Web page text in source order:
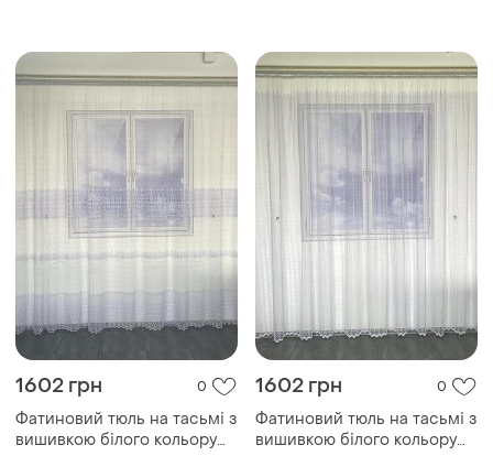
та вітальні
1602 грн 0
Фатиновий тюль на тасьмі з
вишивкою білого кольору
1602 грн 0
Фатиновий тюль на тасьмі з
вишивкою білого кольору